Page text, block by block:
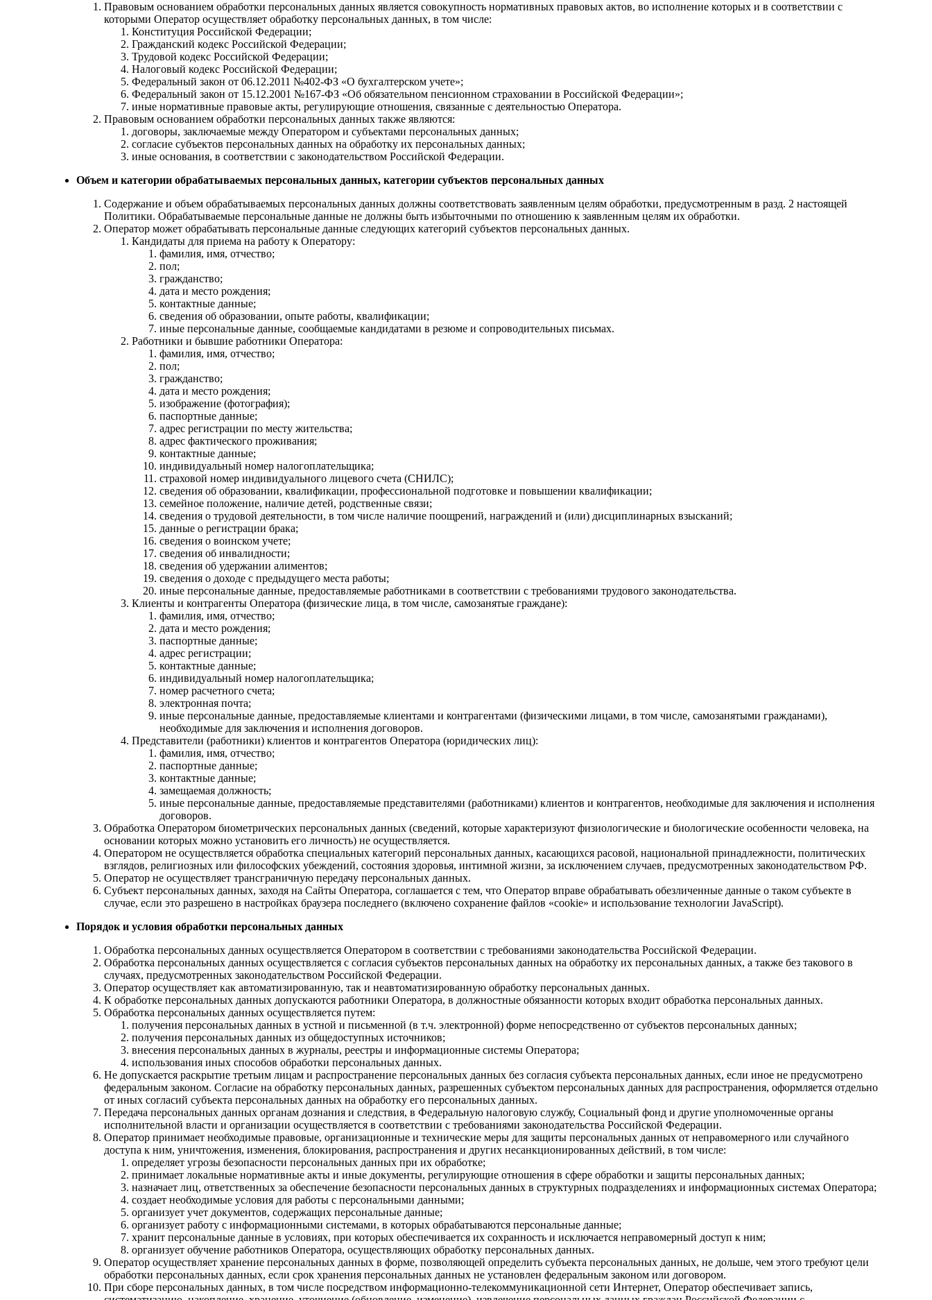
Правовым основанием обработки персональных данных является совокупность нормативных правовых актов, во исполнение которых и в соответствии с
которыми Оператор осуществляет обработку персональных данных, в том числе:
Конституция Российской Федерации;
Гражданский кодекс Российской Федерации;
Трудовой кодекс Российской Федерации;
Налоговый кодекс Российской Федерации;
Федеральный закон от 06.12.2011 №402-ФЗ «О бухгалтерском учете»;
Федеральный закон от 15.12.2001 №167-ФЗ «Об обязательном пенсионном страховании в Российской Федерации»;
иные нормативные правовые акты, регулирующие отношения, связанные с деятельностью Оператора.
Правовым основанием обработки персональных данных также являются:
договоры, заключаемые между Оператором и субъектами персональных данных;
согласие субъектов персональных данных на обработку их персональных данных;
иные основания, в соответствии с законодательством Российской Федерации.
Объем и категории обрабатываемых персональных данных, категории субъектов персональных данных
Содержание и объем обрабатываемых персональных данных должны соответствовать заявленным целям обработки, предусмотренным в разд. 2 настоящей
Политики. Обрабатываемые персональные данные не должны быть избыточными по отношению к заявленным целям их обработки.
Оператор может обрабатывать персональные данные следующих категорий субъектов персональных данных.
Кандидаты для приема на работу к Оператору:
фамилия, имя, отчество;
пол;
гражданство;
дата и место рождения;
контактные данные;
сведения об образовании, опыте работы, квалификации;
иные персональные данные, сообщаемые кандидатами в резюме и сопроводительных письмах.
Работники и бывшие работники Оператора:
фамилия, имя, отчество;
пол;
гражданство;
дата и место рождения;
изображение (фотография);
паспортные данные;
адрес регистрации по месту жительства;
адрес фактического проживания;
контактные данные;
индивидуальный номер налогоплательщика;
страховой номер индивидуального лицевого счета (СНИЛС);
сведения об образовании, квалификации, профессиональной подготовке и повышении квалификации;
семейное положение, наличие детей, родственные связи;
сведения о трудовой деятельности, в том числе наличие поощрений, награждений и (или) дисциплинарных взысканий;
данные о регистрации брака;
сведения о воинском учете;
сведения об инвалидности;
сведения об удержании алиментов;
сведения о доходе с предыдущего места работы;
иные персональные данные, предоставляемые работниками в соответствии с требованиями трудового законодательства.
Клиенты и контрагенты Оператора (физические лица, в том числе, самозанятые граждане):
фамилия, имя, отчество;
дата и место рождения;
паспортные данные;
адрес регистрации;
контактные данные;
индивидуальный номер налогоплательщика;
номер расчетного счета;
электронная почта;
иные персональные данные, предоставляемые клиентами и контрагентами (физическими лицами, в том числе, самозанятыми гражданами),
необходимые для заключения и исполнения договоров.
Представители (работники) клиентов и контрагентов Оператора (юридических лиц):
фамилия, имя, отчество;
паспортные данные;
контактные данные;
замещаемая должность;
иные персональные данные, предоставляемые представителями (работниками) клиентов и контрагентов, необходимые для заключения и исполнения
договоров.
Обработка Оператором биометрических персональных данных (сведений, которые характеризуют физиологические и биологические особенности человека, на
основании которых можно установить его личность) не осуществляется.
Оператором не осуществляется обработка специальных категорий персональных данных, касающихся расовой, национальной принадлежности, политических
взглядов, религиозных или философских убеждений, состояния здоровья, интимной жизни, за исключением случаев, предусмотренных законодательством РФ.
Оператор не осуществляет трансграничную передачу персональных данных.
Субъект персональных данных, заходя на Сайты Оператора, соглашается с тем, что Оператор вправе обрабатывать обезличенные данные о таком субъекте в
случае, если это разрешено в настройках браузера последнего (включено сохранение файлов «cookie» и использование технологии JavaScript).
Порядок и условия обработки персональных данных
Обработка персональных данных осуществляется Оператором в соответствии с требованиями законодательства Российской Федерации.
Обработка персональных данных осуществляется с согласия субъектов персональных данных на обработку их персональных данных, а также без такового в
случаях, предусмотренных законодательством Российской Федерации.
Оператор осуществляет как автоматизированную, так и неавтоматизированную обработку персональных данных.
К обработке персональных данных допускаются работники Оператора, в должностные обязанности которых входит обработка персональных данных.
Обработка персональных данных осуществляется путем:
получения персональных данных в устной и письменной (в т.ч. электронной) форме непосредственно от субъектов персональных данных;
получения персональных данных из общедоступных источников;
внесения персональных данных в журналы, реестры и информационные системы Оператора;
использования иных способов обработки персональных данных.
Не допускается раскрытие третьим лицам и распространение персональных данных без согласия субъекта персональных данных, если иное не предусмотрено
федеральным законом. Согласие на обработку персональных данных, разрешенных субъектом персональных данных для распространения, оформляется отдельно
от иных согласий субъекта персональных данных на обработку его персональных данных.
Передача персональных данных органам дознания и следствия, в Федеральную налоговую службу, Социальный фонд и другие уполномоченные органы
исполнительной власти и организации осуществляется в соответствии с требованиями законодательства Российской Федерации.
Оператор принимает необходимые правовые, организационные и технические меры для защиты персональных данных от неправомерного или случайного
доступа к ним, уничтожения, изменения, блокирования, распространения и других несанкционированных действий, в том числе:
определяет угрозы безопасности персональных данных при их обработке;
принимает локальные нормативные акты и иные документы, регулирующие отношения в сфере обработки и защиты персональных данных;
назначает лиц, ответственных за обеспечение безопасности персональных данных в структурных подразделениях и информационных системах Оператора;
создает необходимые условия для работы с персональными данными;
организует учет документов, содержащих персональные данные;
организует работу с информационными системами, в которых обрабатываются персональные данные;
хранит персональные данные в условиях, при которых обеспечивается их сохранность и исключается неправомерный доступ к ним;
организует обучение работников Оператора, осуществляющих обработку персональных данных.
Оператор осуществляет хранение персональных данных в форме, позволяющей определить субъекта персональных данных, не дольше, чем этого требуют цели
обработки персональных данных, если срок хранения персональных данных не установлен федеральным законом или договором.
При сборе персональных данных, в том числе посредством информационно-телекоммуникационной сети Интернет, Оператор обеспечивает запись,